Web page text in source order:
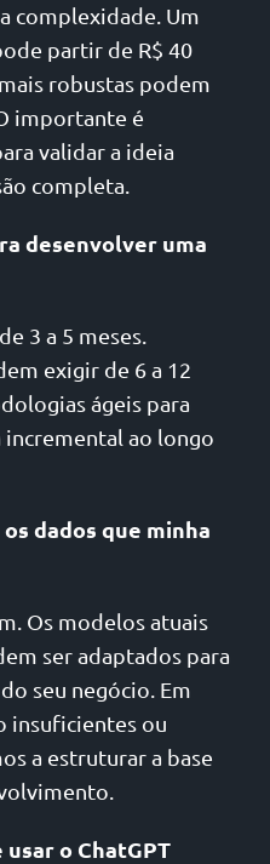
complexidade. Um
partir de R$ 40
robustas podem
importante é
validar a ideia
completa.
desenvolver uma
3 a 5 meses.
exigir de 6 a 12
ágeis para
ao longo
dados que minha
Os modelos atuais
ser adaptados para
seu negócio. Em
insuficientes ou
a estruturar a base
o ChatGPT